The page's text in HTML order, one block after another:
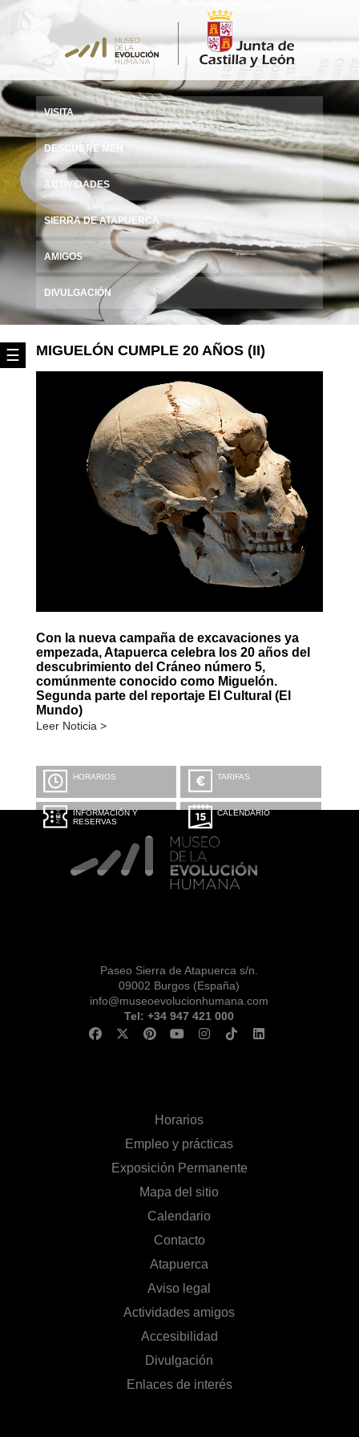
☰
VISITA
DESCUBRE MEH
ACTIVIDADES
SIERRA DE ATAPUERCA
AMIGOS
DIVULGACIÓN
MIGUELÓN CUMPLE 20 AÑOS (II)
Con la nueva campaña de excavaciones ya
empezada, Atapuerca celebra los 20 años del
descubrimiento del Cráneo número 5,
comúnmente conocido como Miguelón.
Segunda parte del reportaje El Cultural (El
Mundo)
Leer Noticia >
HORARIOS TARIFAS
INFORMACIÓN Y
RESERVAS
CALENDARIO
Paseo Sierra de Atapuerca s/n.
09002 Burgos (España)
info@museoevolucionhumana.com
Tel: +34 947 421 000
Horarios
Empleo y prácticas
Exposición Permanente
Mapa del sitio
Calendario
Contacto
Atapuerca
Aviso legal
Actividades amigos
Accesibilidad
Divulgación
Enlaces de interés